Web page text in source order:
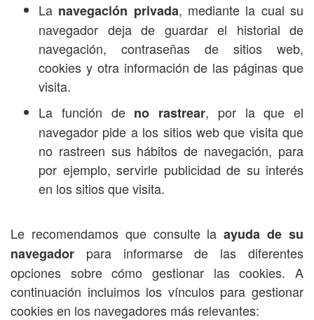
La navegación privada, mediante la cual su
navegador deja de guardar el historial de
navegación, contraseñas de sitios web,
cookies y otra información de las páginas que
visita.
La función de no rastrear, por la que el
navegador pide a los sitios web que visita que
no rastreen sus hábitos de navegación, para
por ejemplo, servirle publicidad de su interés
en los sitios que visita.
Le recomendamos que consulte laayuda de su
navegador para informarse de las diferentes
opciones sobre cómo gestionar las cookies. A
continuación incluimos los vínculos para gestionar
cookies en los navegadores más relevantes: